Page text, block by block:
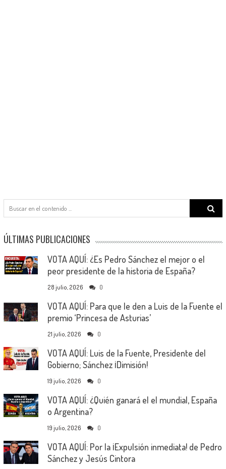
Search
for:
ÚLTIMAS PUBLICACIONES
VOTA AQUÍ: ¿Es Pedro Sánchez el mejor o el
peor presidente de la historia de España?
28 julio, 2026 0
VOTA AQUÍ: Para que le den a Luis de la Fuente el
premio ‘Princesa de Asturias’
21 julio, 2026 0
VOTA AQUÍ: Luis de la Fuente, Presidente del
Gobierno; Sánchez ¡Dimisión!
19 julio, 2026 0
VOTA AQUÍ: ¿Quién ganará el el mundial, España
o Argentina?
19 julio, 2026 0
VOTA AQUÍ: Por la ¡Expulsión inmediata! de Pedro
Sánchez y Jesús Cintora